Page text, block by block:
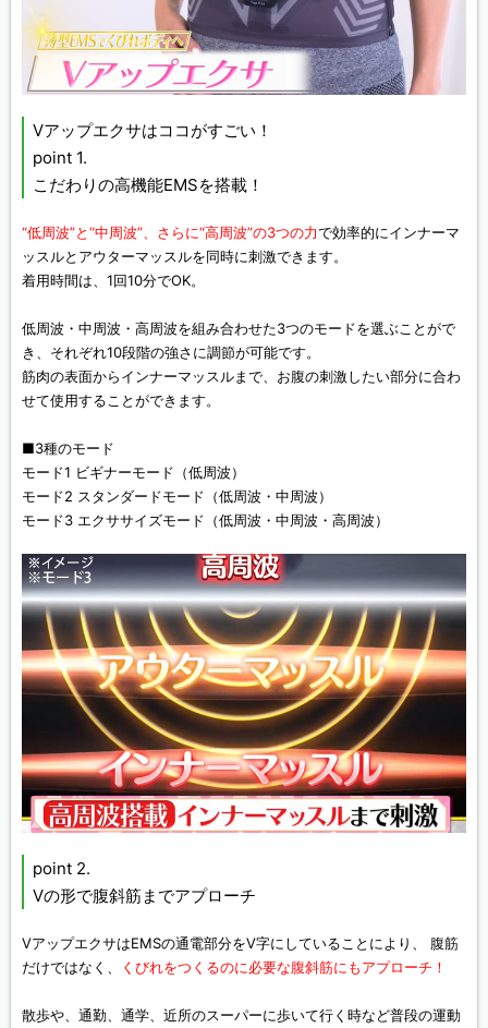
Vアップエクサはココがすごい！
point 1.
こだわりの高機能EMSを搭載！
“低周波”と“中周波”、さらに“高周波”の3つの力で効率的にインナーマ
ッスルとアウターマッスルを同時に刺激できます。
着用時間は、1回10分でOK。
低周波・中周波・高周波を組み合わせた3つのモードを選ぶことがで
き、それぞれ10段階の強さに調節が可能です。
筋肉の表面からインナーマッスルまで、お腹の刺激したい部分に合わ
せて使用することができます。
■3種のモード
モード1 ビギナーモード（低周波）
モード2 スタンダードモード（低周波・中周波）
モード3 エクササイズモード（低周波・中周波・高周波）
point 2.
Vの形で腹斜筋までアプローチ
VアップエクサはEMSの通電部分をV字にしていることにより、 腹筋
だけではなく、
くびれをつくるのに必要な腹斜筋にもアプローチ！
散歩や、通勤、通学、近所のスーパーに歩いて行く時など普段の運動